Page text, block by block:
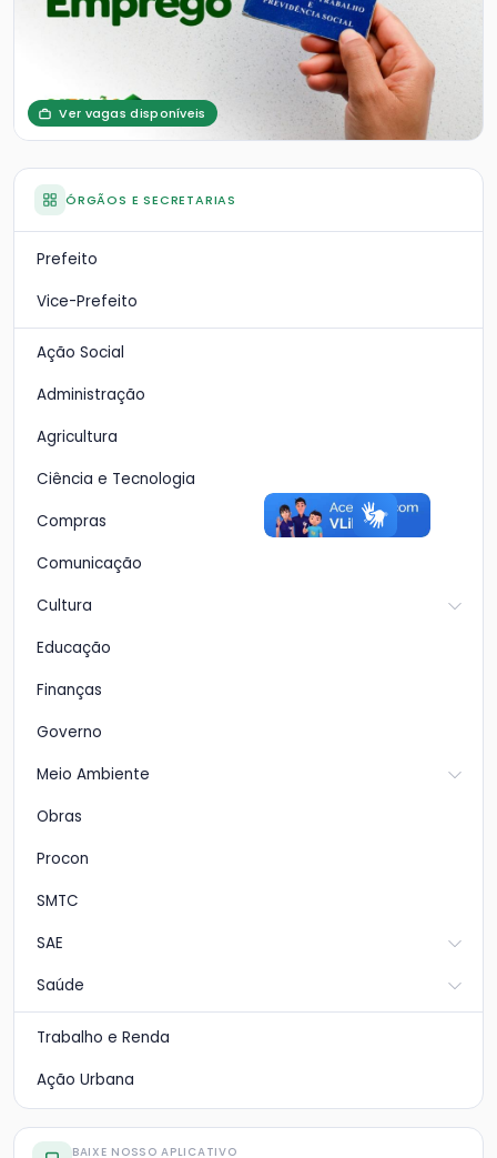
Ver vagas disponíveis
ÓRGÃOS E SECRETARIAS
Prefeito
Vice-Prefeito
Ação Social
Administração
Agricultura
Ciência e Tecnologia
Compras
Comunicação
Cultura
Educação
Finanças
Governo
Meio Ambiente
Obras
Procon
SMTC
SAE
Saúde
Trabalho e Renda
Ação Urbana
BAIXE NOSSO APLICATIVO